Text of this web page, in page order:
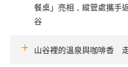
餐桌」亮相，縱管處攜手
谷
山谷裡的溫泉與咖啡香